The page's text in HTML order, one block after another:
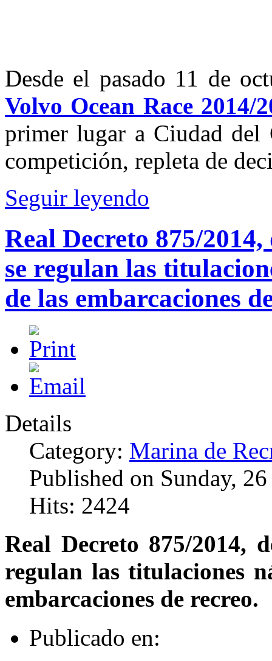
Desde el pasado 11 de
Volvo Ocean Race 2014/
primer lugar a Ciudad del
competición, repleta de
Seguir leyendo
Real Decreto 875/
se regulan las
de las embarcaciones
Details
Category: Marina de
Published on Sunday,
Hits: 2424
Real Decreto 875/2014,
regulan las titulaciones
embarcaciones de recreo.
Publicado en: